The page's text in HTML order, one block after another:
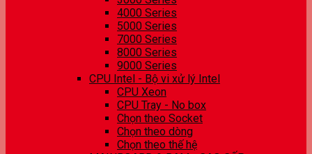
4000 Series
5000 Series
7000 Series
8000 Series
9000 Series
CPU Intel - Bộ vi xử lý Intel
CPU Xeon
CPU Tray - No box
Chọn theo Socket
Chọn theo dòng
Chọn theo thế hệ